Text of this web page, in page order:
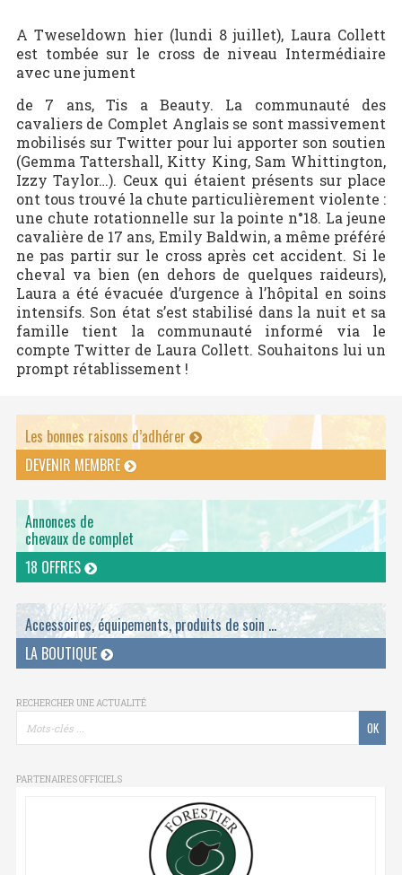
A Tweseldown hier (lundi 8 juillet), Laura Collett
est tombée sur le cross de niveau Intermédiaire
avec une jument
de 7 ans, Tis a Beauty. La communauté des
cavaliers de Complet Anglais se sont massivement
mobilisés sur Twitter pour lui apporter son soutien
(Gemma Tattershall, Kitty King, Sam Whittington,
Izzy Taylor…). Ceux qui étaient présents sur place
ont tous trouvé la chute particulièrement violente :
une chute rotationnelle sur la pointe n°18. La jeune
cavalière de 17 ans, Emily Baldwin, a même préféré
ne pas partir sur le cross après cet accident. Si le
cheval va bien (en dehors de quelques raideurs),
Laura a été évacuée d’urgence à l’hôpital en soins
intensifs. Son état s’est stabilisé dans la nuit et sa
famille tient la communauté informé via le
compte Twitter de Laura Collett. Souhaitons lui un
prompt rétablissement !
Les bonnes raisons d’adhérer
DEVENIR MEMBRE
Annonces de
chevaux de complet
18 OFFRES
Accessoires, équipements, produits de soin ...
LA BOUTIQUE
RECHERCHER UNE ACTUALITÉ
PARTENAIRES OFFICIELS